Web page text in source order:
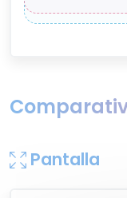
Pantalla